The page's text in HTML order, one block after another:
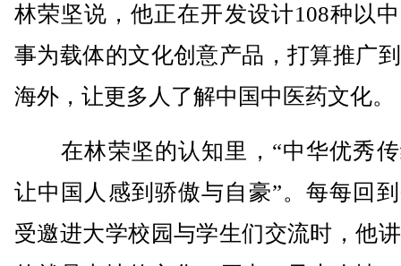
林荣坚说，他正在开发设计108种以
事为载体的文化创意产品，打算推广
海外，让更多人了解中国中医药文化。
在林荣坚的认知里，“中华优秀传
让中国人感到骄傲与自豪”。每每回
受邀进大学校园与学生们交流时，他